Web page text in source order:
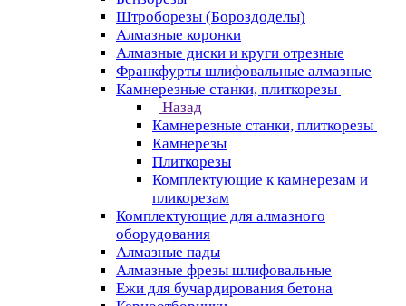
Штроборезы (Бороздоделы)
Алмазные коронки
Алмазные диски и круги отрезные
Франкфурты шлифовальные алмазные
Камнерезные станки, плиткорезы
Назад
Камнерезные станки, плиткорезы
Камнерезы
Плиткорезы
Комплектующие к камнерезам и
пликорезам
Комплектующие для алмазного
оборудования
Алмазные пады
Алмазные фрезы шлифовальные
Ежи для бучардирования бетона